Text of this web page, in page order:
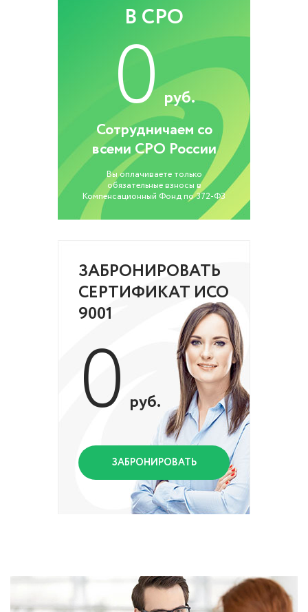
В СРО
0 руб.
Сотрудничаем со
всеми СРО России
Вы оплачиваете только
обязательные взносы в
Компенсационный Фонд по 372-ФЗ
ЗАБРОНИРОВАТЬ
СЕРТИФИКАТ ИСО
9001
0 руб.
ЗАБРОНИРОВАТЬ